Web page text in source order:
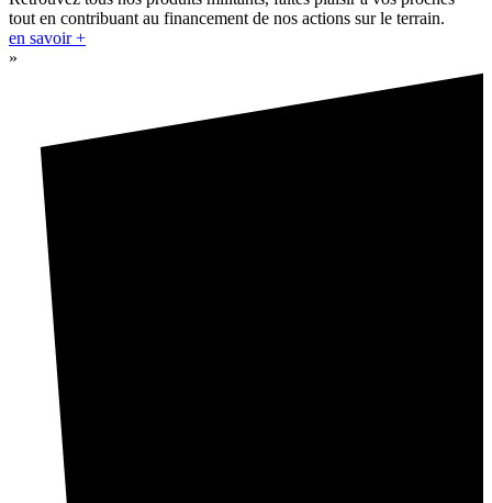
tout en contribuant au financement de nos actions sur le terrain.
en savoir +
»